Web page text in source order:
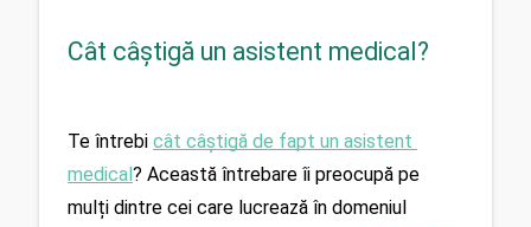
Cât câștigă un asistent medical?
Te întrebi cât câștigă de fapt un asistent
medical? Această întrebare îi preocupă pe
mulți dintre cei care lucrează în domeniul